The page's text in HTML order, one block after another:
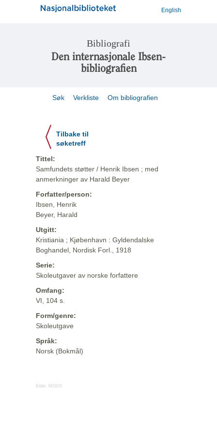
English
Bibliografi
Den internasjonale Ibsen-
bibliografien
Søk Verkliste Om bibliografien
Tilbake til
søketreff
Tittel:
Samfundets støtter / Henrik Ibsen ; med
anmerkninger av Harald Beyer
Forfatter/person:
Ibsen, Henrik
Beyer, Harald
Utgitt:
Kristiania ; Kjøbenhavn : Gyldendalske
Boghandel, Nordisk Forl., 1918
Serie:
Skoleutgaver av norske forfattere
Omfang:
VI, 104 s.
Form/genre:
Skoleutgave
Språk:
Norsk (Bokmål)
Kilde: MODS